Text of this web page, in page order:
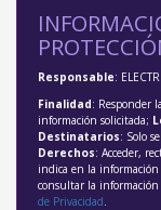
Responsable:
Finalidad: Responder
información solicitada;
Destinatarios: Solo
Derechos: Acceder,
indica en la información
consultar la información
de Privacidad